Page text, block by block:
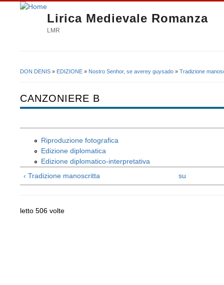
Lirica Medievale Romanza
LMR
DON DENIS » EDIZIONE » Nostro Senhor, se averey guysado » Tradizione
CANZONIERE B
Riproduzione fotografica
Edizione diplomatica
Edizione diplomatico-interpretativa
‹ Tradizione manoscritta
su
letto 506 volte